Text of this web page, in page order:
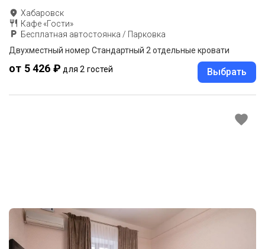
Хабаровск
Кафе «Гости»
Бесплатная автостоянка / Парковка
Двухместный номер Стандартный 2 отдельные кровати
от 5 426 ₽ для 2 гостей Выбрать